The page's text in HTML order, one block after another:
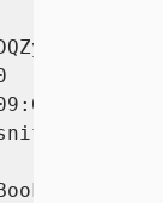
GMT